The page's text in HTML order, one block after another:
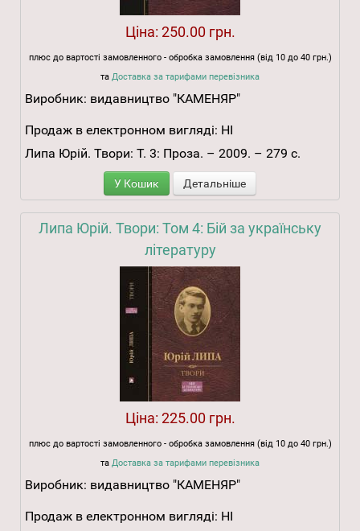
Ціна: 250.00 грн.
плюс до вартості замовленного - обробка замовлення (від 10 до 40 грн.)
та Доставка за тарифами перевізника
Виробник: видавництво "КАМЕНЯР"
Продаж в електронном вигляді: НІ
Липа Юрій. Твори: Т. 3: Проза. – 2009. – 279 с.
У Кошик Детальніше
Липа Юрій. Твори: Том 4: Бій за українську
літературу
Ціна: 225.00 грн.
плюс до вартості замовленного - обробка замовлення (від 10 до 40 грн.)
та Доставка за тарифами перевізника
Виробник: видавництво "КАМЕНЯР"
Продаж в електронном вигляді: НІ